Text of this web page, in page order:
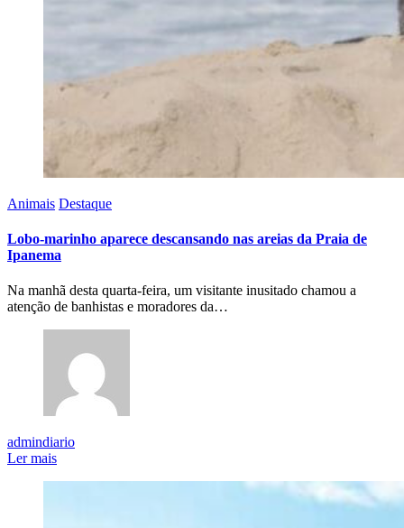
Animais Destaque
Lobo-marinho aparece descansando nas areias da Praia de
Ipanema
Na manhã desta quarta-feira, um visitante inusitado chamou a
atenção de banhistas e moradores da…
admindiario
Ler mais